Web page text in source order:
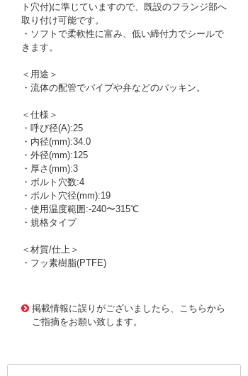
ト穴付)に準じていますので、既設のフランジ部へ
取り付け可能です。
・ソフトで柔軟性に富み、低い締付力でシールで
きます。
＜用途＞
・流体の配管でパイプや弁などのパッキン。
＜仕様＞
・呼び径(A):25
・内径(mm):34.0
・外径(mm):125
・厚さ(mm):3
・ボルト穴数:4
・ボルト穴径(mm):19
・使用温度範囲:-240〜315℃
・規格タイプ
＜材質/仕上＞
・フッ素樹脂(PTFE)
掲載情報に誤りがございましたら、こちらから
ご指摘をお願い致します。